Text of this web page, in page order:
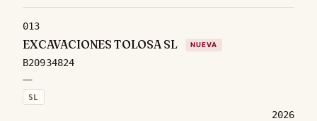
013
EXCAVACIONES TOLOSA SL NUEVA
B20934824
—
SL
2026